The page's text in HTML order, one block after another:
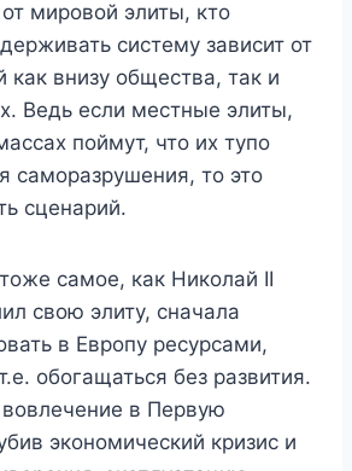
мировой элиты, кто
систему зависит от
как внизу общества, так и
Ведь если местные элиты,
поймут, что их тупо
саморазрушения, то это
сценарий.
самое, как Николай II
свою элиту, сначала
в Европу ресурсами,
обогащаться без развития.
в Первую
экономический кризис и